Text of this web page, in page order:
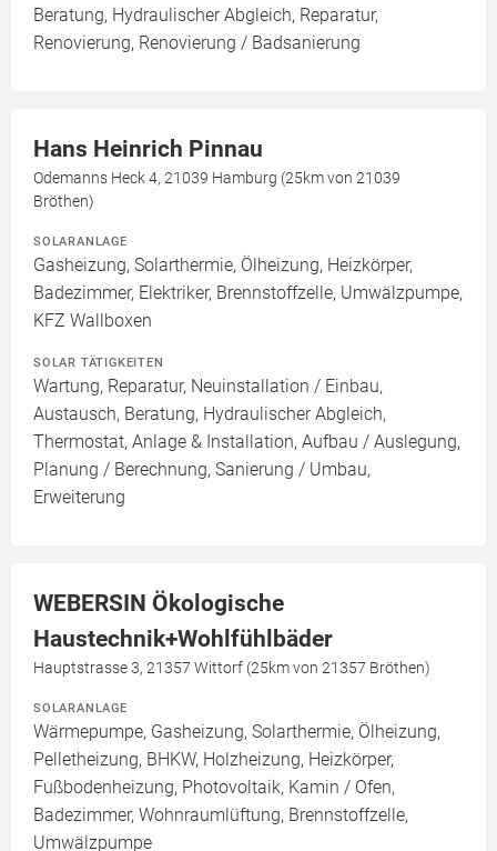
Beratung, Hydraulischer Abgleich, Reparatur,
Renovierung, Renovierung / Badsanierung
Hans Heinrich Pinnau
Odemanns Heck 4, 21039 Hamburg (25km von 21039
Bröthen)
SOLARANLAGE
Gasheizung, Solarthermie, Ölheizung, Heizkörper,
Badezimmer, Elektriker, Brennstoffzelle, Umwälzpumpe,
KFZ Wallboxen
SOLAR TÄTIGKEITEN
Wartung, Reparatur, Neuinstallation / Einbau,
Austausch, Beratung, Hydraulischer Abgleich,
Thermostat, Anlage & Installation, Aufbau / Auslegung,
Planung / Berechnung, Sanierung / Umbau,
Erweiterung
WEBERSIN Ökologische
Haustechnik+Wohlfühlbäder
Hauptstrasse 3, 21357 Wittorf (25km von 21357 Bröthen)
SOLARANLAGE
Wärmepumpe, Gasheizung, Solarthermie, Ölheizung,
Pelletheizung, BHKW, Holzheizung, Heizkörper,
Fußbodenheizung, Photovoltaik, Kamin / Ofen,
Badezimmer, Wohnraumlüftung, Brennstoffzelle,
Umwälzpumpe